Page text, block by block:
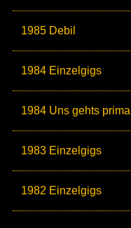
1985 Debil
1984 Einzelgigs
1984 Uns gehts prima
1983 Einzelgigs
1982 Einzelgigs